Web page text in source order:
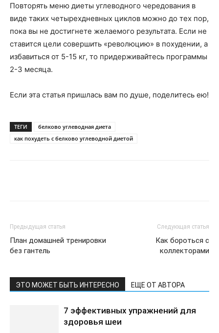
Повторять меню диеты углеводного чередования в
виде таких четырехдневных циклов можно до тех пор,
пока вы не достигнете желаемого результата. Если не
ставится цели совершить «революцию» в похудении, а
избавиться от 5-15 кг, то придерживайтесь программы
2-3 месяца.
Если эта статья пришлась вам по душе, поделитесь ею!
ТЕГИ
белково углеводная диета
как похудеть с белково углеводной диетой
Предыдущая статья
План домашней тренировки
без гантель
Следующая статья
Как бороться с
коллекторами
ЭТО МОЖЕТ БЫТЬ ИНТЕРЕСНО ЕЩЕ ОТ АВТОРА
7 эффективных упражнений для
здоровья шеи